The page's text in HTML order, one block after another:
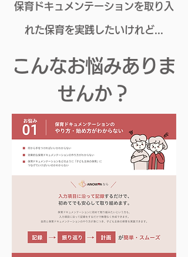
保育ドキュメンテーションを取り入
れた保育を実践したいけれど...
​こんなお悩みありま
せんか？